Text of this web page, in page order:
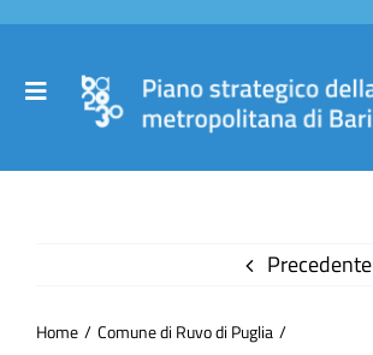
Salta
contenuto
Toggle
Precedente
Home Comune di Ruvo di Puglia